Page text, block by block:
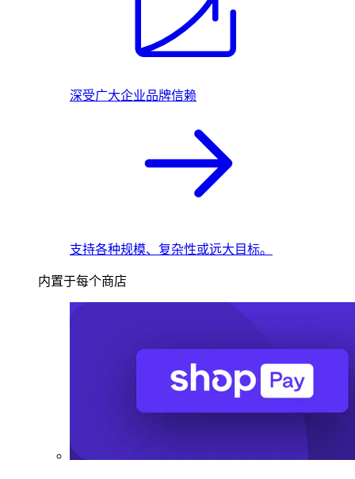
深受广大企业品牌信赖
支持各种规模、复杂性或远大目标。
内置于每个商店